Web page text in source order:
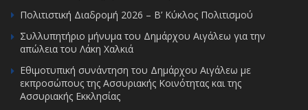
Πολιτιστική Διαδρομή 2026 – Β’ Κύκλος Πολιτισμού
Συλλυπητήριο μήνυμα του Δημάρχου Αιγάλεω για την
απώλεια του Λάκη Χαλκιά
Εθιμοτυπική συνάντηση του Δημάρχου Αιγάλεω με
εκπροσώπους της Ασσυριακής Κοινότητας και της
Ασσυριακής Εκκλησίας